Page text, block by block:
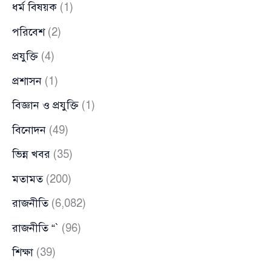
ধর্ম বিষয়ক (1)
পরিবেশ(2)
প্রযুক্তি (4)
প্রশাসন (1)
বিজ্ঞান ও প্রযুক্তি (1)
বিনোদন (49)
ভিন্ন খবর (35)
মতামত(200)
রাজনীতি(6,082)
রাজনীতি “` (96)
শিক্ষা (39)